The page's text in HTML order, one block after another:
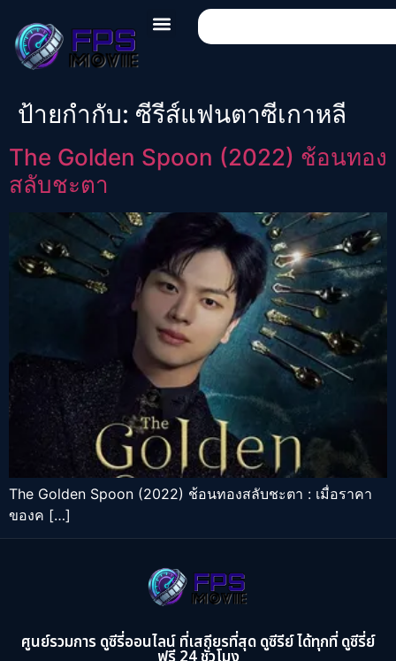
ป้ายกำกับ: ซีรีส์แฟนตาซีเกาหลี
The Golden Spoon (2022) ช้อนทอง
สลับชะตา
The Golden Spoon (2022) ช้อนทองสลับชะตา : เมื่อราคา
ของค […]
ศูนย์รวมการ ดูซีรี่ออนไลน์ ที่เสถียรที่สุด ดูซีรีย์ ได้ทุกที่ ดูซีรี่ย์